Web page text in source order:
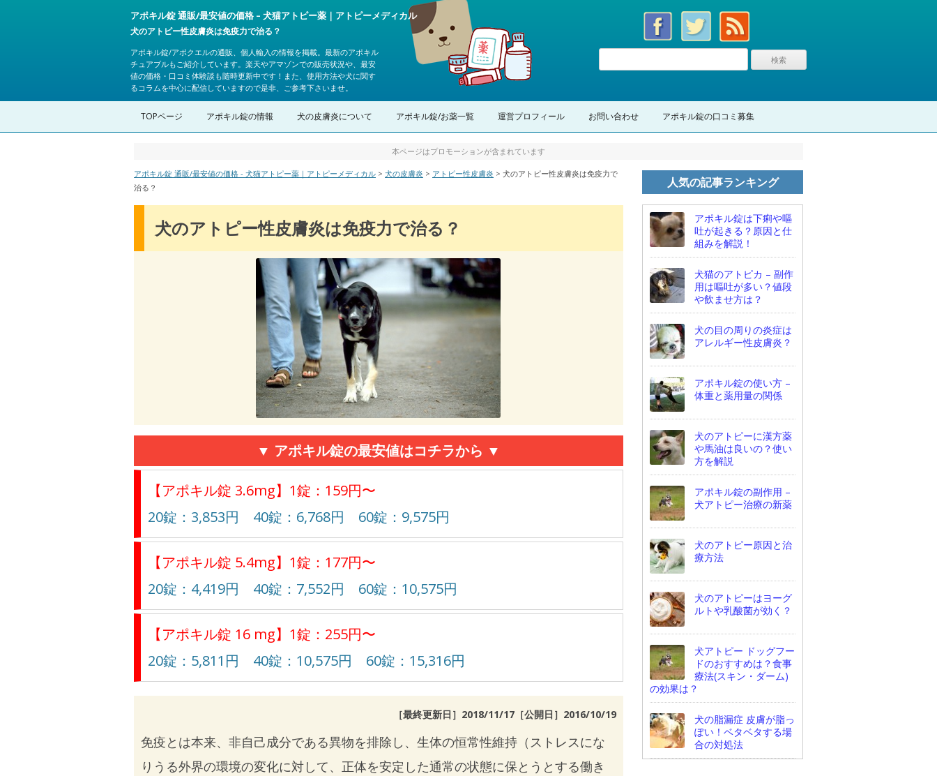
アポキル錠 通販/最安値の価格 – 犬猫アトピー薬｜アトピーメディカル
犬のアトピー性皮膚炎は免疫力で治る？
アポキル錠/アポクエルの通販、個人輸入の情報を掲載。最新のアポキル
チュアブルもご紹介しています。楽天やアマゾンでの販売状況や、最安
値の価格・口コミ体験談も随時更新中です！また、使用方法や犬に関す
るコラムを中心に配信していますので是非、ご参考下さいませ。
コンテンツへスキップ
TOPページ アポキル錠の情報 犬の皮膚炎について アポキル錠/お薬一覧 運営プロフィール お問い合わせ アポキル錠の口コミ募集
本ページはプロモーションが含まれています
アポキル錠 通販/最安値の価格 - 犬猫アトピー薬｜アトピーメディカル > 犬の皮膚炎 > アトピー性皮膚炎 > 犬のアトピー性皮膚炎は免疫力で
治る？
犬のアトピー性皮膚炎は免疫力で治る？
▼ アポキル錠の最安値はコチラから ▼
【アポキル錠 3.6mg】1錠：159円〜
20錠：3,853円 40錠：6,768円 60錠：9,575円
【アポキル錠 5.4mg】1錠：177円〜
20錠：4,419円 40錠：7,552円 60錠：10,575円
【アポキル錠 16 mg】1錠：255円〜
20錠：5,811円 40錠：10,575円 60錠：15,316円
［最終更新日］2018/11/17［公開日］ 2016/10/19
免疫とは本来、非自己成分である異物を排除し、生体の恒常性維持（ストレスにな
りうる外界の環境の変化に対して、正体を安定した通常の状態に保とうとする働き
人気の記事ランキング
アポキル錠は下痢や嘔
吐が起きる？原因と仕
組みを解説！
犬猫のアトピカ – 副作
用は嘔吐が多い？値段
や飲ませ方は？
犬の目の周りの炎症は
アレルギー性皮膚炎？
アポキル錠の使い方 –
体重と薬用量の関係
犬のアトピーに漢方薬
や馬油は良いの？使い
方を解説
アポキル錠の副作用 –
犬アトピー治療の新薬
犬のアトピー原因と治
療方法
犬のアトピーはヨーグ
ルトや乳酸菌が効く？
犬アトピー ドッグフー
ドのおすすめは？食事
療法(スキン・ダーム)
の効果は？
犬の脂漏症 皮膚が脂っ
ぽい！ベタベタする場
合の対処法